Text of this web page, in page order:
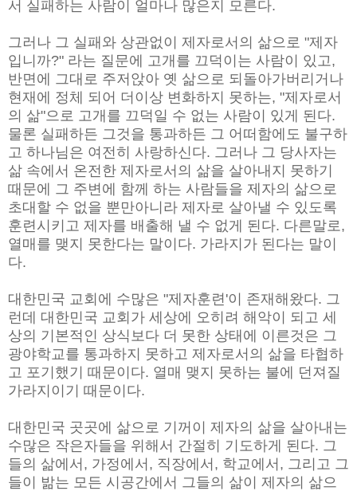
서 실패하는 사람이 얼마나 많은지 모른다.
그러나 그 실패와 상관없이 제자로서의 삶으로 "제자
입니까?" 라는 질문에 고개를 끄덕이는 사람이 있고,
반면에 그대로 주저앉아 옛 삶으로 되돌아가버리거나
현재에 정체 되어 더이상 변화하지 못하는, "제자로서
의 삶"으로 고개를 끄덕일 수 없는 사람이 있게 된다.
물론 실패하든 그것을 통과하든 그 어떠함에도 불구하
고 하나님은 여전히 사랑하신다. 그러나 그 당사자는
삶 속에서 온전한 제자로서의 삶을 살아내지 못하기
때문에 그 주변에 함께 하는 사람들을 제자의 삶으로
초대할 수 없을 뿐만아니라 제자로 살아낼 수 있도록
훈련시키고 제자를 배출해 낼 수 없게 된다. 다른말로,
열매를 맺지 못한다는 말이다. 가라지가 된다는 말이
다.
대한민국 교회에 수많은 "제자훈련'이 존재해왔다. 그
런데 대한민국 교회가 세상에 오히려 해악이 되고 세
상의 기본적인 상식보다 더 못한 상태에 이른것은 그
광야학교를 통과하지 못하고 제자로서의 삶을 타협하
고 포기했기 때문이다. 열매 맺지 못하는 불에 던져질
가라지이기 때문이다.
대한민국 곳곳에 삶으로 기꺼이 제자의 삶을 살아내는
수많은 작은자들을 위해서 간절히 기도하게 된다. 그
들의 삶에서, 가정에서, 직장에서, 학교에서, 그리고 그
들이 밞는 모든 시공간에서 그들의 삶이 제자의 삶으